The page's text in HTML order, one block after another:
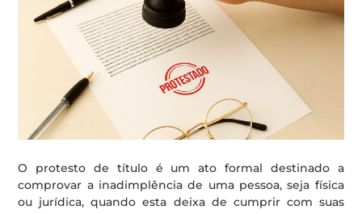
O protesto de título é um ato formal destinado a
comprovar a inadimplência de uma pessoa, seja física
ou jurídica, quando esta deixa de cumprir com suas